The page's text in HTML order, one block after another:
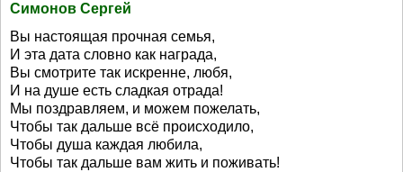
Симонов Сергей
Вы настоящая прочная семья,
И эта дата словно как награда,
Вы смотрите так искренне, любя,
И на душе есть сладкая отрада!
Мы поздравляем, и можем пожелать,
Чтобы так дальше всё происходило,
Чтобы душа каждая любила,
Чтобы так дальше вам жить и поживать!